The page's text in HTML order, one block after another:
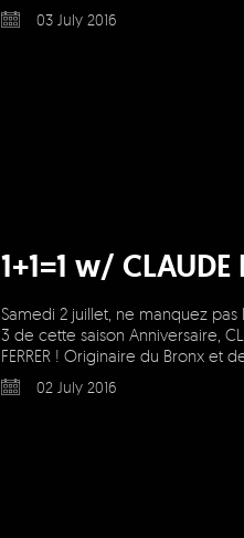
03 July 2016
1+1=1 w/
Samedi 2 juillet, ne manquez pas
3 de cette saison Anniversaire,
FERRER ! Originaire du Bronx
02 July 2016